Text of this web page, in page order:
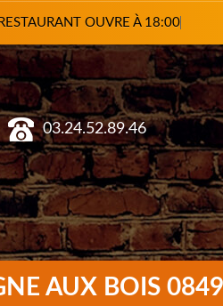
RESTAURANT OUVRE
03.24.52.89.46
AUX BOIS